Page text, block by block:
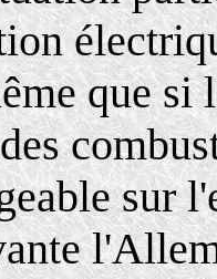
que si
sur